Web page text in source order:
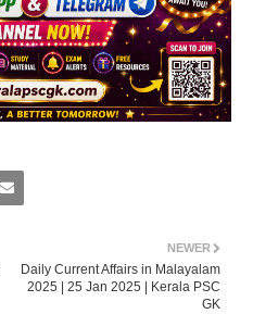
NEWER
Daily Current Affairs in Malayalam
2025 | 25 Jan 2025 | Kerala PSC
GK